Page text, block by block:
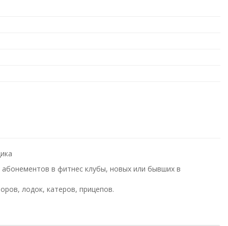
в фитнес клубы, новых или бывших в
лодок, катеров, прицепов.